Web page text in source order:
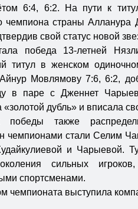
6:4, 6:2. На пути к
чемпиона страны
свой статус новой
победа 13-летней
титул в женском
Мовлямову 7:6, 6:2,
в паре с Дженнет
дубль» и вписала
также
чемпионами стали Селим
и Чарыевой.
сильных
спортсменами.
чемпионата выступила